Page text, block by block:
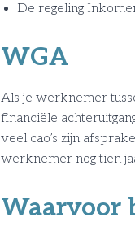
De regeling
WGA
Als je werknemer
financiële
veel cao’s zijn
werknemer nog tien
Waarvoor